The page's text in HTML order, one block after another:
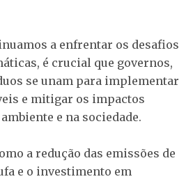
a enfrentar os desafios
é crucial que governos,
se unam para implementar
e mitigar os impactos
e na sociedade.
a redução das emissões de
e o investimento em